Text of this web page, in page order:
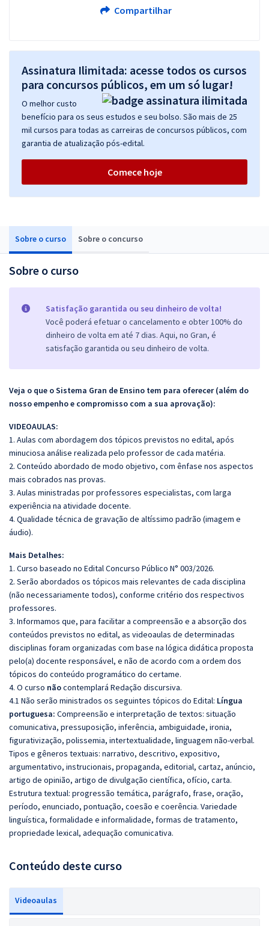
Sobre o curso Sobre o concurso
Sobre o curso
Satisfação garantida ou seu dinheiro de volta!
Você poderá efetuar o cancelamento e obter 100% do
dinheiro de volta em até 7 dias. Aqui, no Gran, é
satisfação garantida ou seu dinheiro de volta.
Veja o que o Sistema Gran de Ensino tem para oferecer (além do
nosso empenho e compromisso com a sua aprovação):
VIDEOAULAS:
1. Aulas com abordagem dos tópicos previstos no edital, após
minuciosa análise realizada pelo professor de cada matéria.
2. Conteúdo abordado de modo objetivo, com ênfase nos aspectos
mais cobrados nas provas.
3. Aulas ministradas por professores especialistas, com larga
experiência na atividade docente.
4. Qualidade técnica de gravação de altíssimo padrão (imagem e
áudio).
Mais Detalhes:
1. Curso baseado no Edital Concurso Público N° 003/2026.
2. Serão abordados os tópicos mais relevantes de cada disciplina
(não necessariamente todos), conforme critério dos respectivos
professores.
3. Informamos que, para facilitar a compreensão e a absorção dos
conteúdos previstos no edital, as videoaulas de determinadas
disciplinas foram organizadas com base na lógica didática proposta
pelo(a) docente responsável, e não de acordo com a ordem dos
tópicos do conteúdo programático do certame.
4. O curso nãocontemplará Redação discursiva.
4.1 Não serão ministrados os seguintes tópicos do Edital: Língua
portuguesa: Compreensão e interpretação de textos: situação
comunicativa, pressuposição, inferência, ambiguidade, ironia,
figurativização, polissemia, intertextualidade, linguagem não-verbal.
Tipos e gêneros textuais: narrativo, descritivo, expositivo,
argumentativo, instrucionais, propaganda, editorial, cartaz, anúncio,
artigo de opinião, artigo de divulgação científica, ofício, carta.
Estrutura textual: progressão temática, parágrafo, frase, oração,
período, enunciado, pontuação, coesão e coerência. Variedade
linguística, formalidade e informalidade, formas de tratamento,
propriedade lexical, adequação comunicativa.
Conteúdo deste curso
Videoaulas
Compartilhar
Assinatura Ilimitada: acesse todos os cursos
para concursos públicos, em um só lugar!
O melhor custo
benefício para os seus estudos e seu bolso. São mais de 25
mil cursos para todas as carreiras de concursos públicos, com
garantia de atualização pós-edital.
Comece hoje